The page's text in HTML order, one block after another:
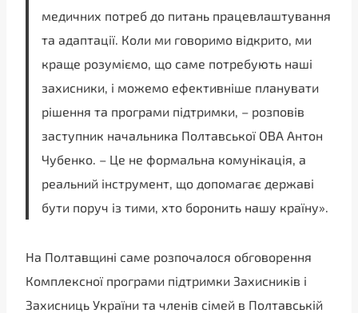
медичних потреб до питань працевлаштування
та адаптації. Коли ми говоримо відкрито, ми
краще розуміємо, що саме потребують наші
захисники, і можемо ефективніше планувати
рішення та програми підтримки, – розповів
заступник начальника Полтавської ОВА Антон
Чубенко. – Це не формальна комунікація, а
реальний інструмент, що допомагає державі
бути поруч із тими, хто боронить нашу країну».
На Полтавщині саме розпочалося обговорення
Комплексної програми підтримки Захисників і
Захисниць України та членів сімей в Полтавській